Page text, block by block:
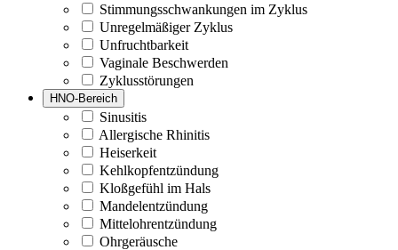
Stimmungsschwankungen im Zyklus
Unregelmäßiger Zyklus
Unfruchtbarkeit
Vaginale Beschwerden
Zyklusstörungen
HNO-Bereich
Sinusitis
Allergische Rhinitis
Heiserkeit
Kehlkopfentzündung
Kloßgefühl im Hals
Mandelentzündung
Mittelohrentzündung
Ohrgeräusche